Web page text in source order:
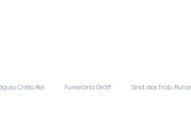
Cristo Rei Funerária Gräff Sind. dos Trab.